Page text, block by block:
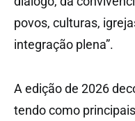
povos, culturas,
integração plena”.
A edição de 2026
tendo como